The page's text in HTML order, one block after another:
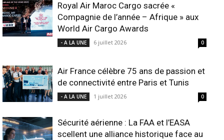
Royal Air Maroc Cargo sacrée «
Compagnie de l’année – Afrique » aux
World Air Cargo Awards
- A LA UNE 6 juillet 2026 0
Air France célèbre 75 ans de passion et
de connectivité entre Paris et Tunis
- A LA UNE 1 juillet 2026 0
Sécurité aérienne : La FAA et l’EASA
scellent une alliance historique face au